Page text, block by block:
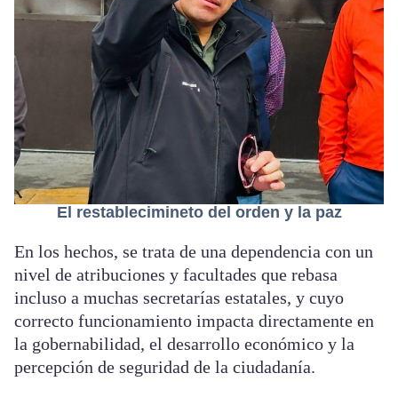
El restablecimineto del orden y la paz
En los hechos, se trata de una dependencia con un
nivel de atribuciones y facultades que rebasa
incluso a muchas secretarías estatales, y cuyo
correcto funcionamiento impacta directamente en
la gobernabilidad, el desarrollo económico y la
percepción de seguridad de la ciudadanía.